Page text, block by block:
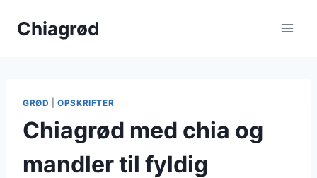
Chiagrød
GRØD |OPSKRIFTER
Chiagrød med chia og
mandler til fyldig